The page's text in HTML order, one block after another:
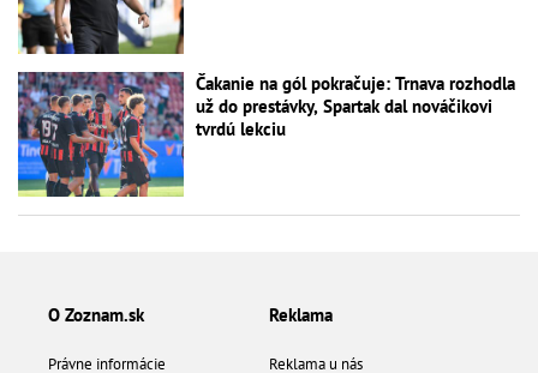
Čakanie na gól pokračuje: Trnava rozhodla
už do prestávky, Spartak dal nováčikovi
tvrdú lekciu
O Zoznam.sk
Právne informácie
Reklama
Reklama u nás